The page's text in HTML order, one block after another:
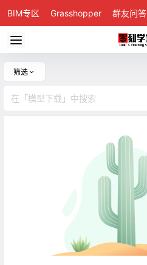
BIM专区 Grasshopper 群友问答
筛选